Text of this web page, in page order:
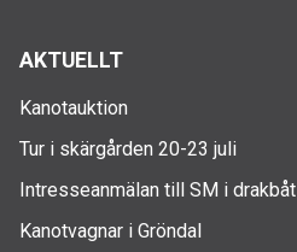
AKTUELLT
Kanotauktion
Tur i skärgården 20-23 juli
Intresseanmälan till SM i drakbåt
Kanotvagnar i Gröndal